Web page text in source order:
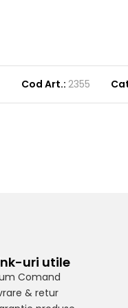
Cod Art.: 2355
uri utile
Comand
& retur